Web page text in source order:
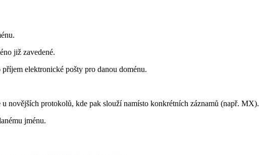
již zavedené.
elektronické pošty pro danou doménu.
novějších protokolů, kde pak slouží namísto konkrétních záznamů (např. MX).
jménu.